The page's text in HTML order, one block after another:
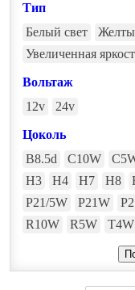
Тип
Белый свет
Увеличенная
Вольтаж
12v
24v
Цоколь
B8.5d
C10W
H3
H4 H7 H8
P21/5W
P21W
R10W
R5W T4W